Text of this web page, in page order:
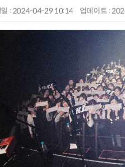
일 : 2024-04-29 10:14 업데이트 :